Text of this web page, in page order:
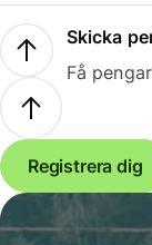
Skicka
Få
Registrera dig